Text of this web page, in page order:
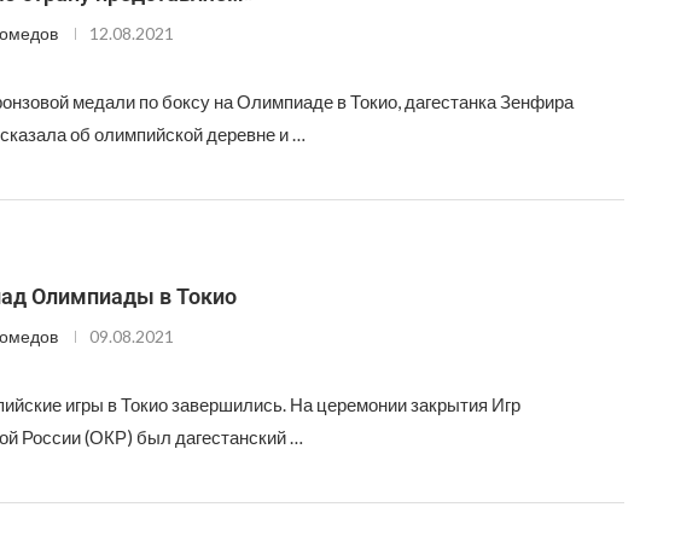
12.08.2021
медали по боксу на Олимпиаде в Токио, дагестанка Зенфира
об олимпийской деревне и …
Олимпиады в Токио
09.08.2021
игры в Токио завершились. На церемонии закрытия Игр
России (ОКР) был дагестанский …